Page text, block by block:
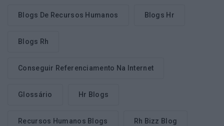
Blogs De Recursos Humanos Blogs Hr
Blogs Rh
Conseguir Referenciamento Na Internet
Glossário Hr Blogs
Recursos Humanos Blogs Rh Bizz Blog